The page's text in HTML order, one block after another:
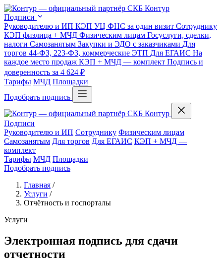
Подписи
Руководителю и ИП КЭП УЦ ФНС за один визит Сотруднику
КЭП физлица + МЧД Физическим лицам Госуслуги, сделки,
налоги Самозанятым Закупки и ЭДО с заказчиками Для
торгов 44-ФЗ, 223-ФЗ, коммерческие ЭТП Для ЕГАИС На
каждое место продаж КЭП + МЧД — комплект Подпись и
доверенность за 4 624 ₽
Тарифы МЧД Площадки
Подобрать подпись
Подписи
Руководителю и ИП Сотруднику Физическим лицам
Самозанятым Для торгов Для ЕГАИС КЭП + МЧД —
комплект
Тарифы МЧД Площадки
Подобрать подпись
Главная /
Услуги /
Отчётность и госпорталы
Услуги
Электронная подпись для сдачи
отчетности